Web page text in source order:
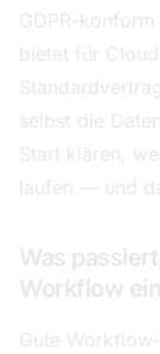
GDPR-
bietet für
selbst die
Start klären,
laufen — und
Was
Workflow
Gute